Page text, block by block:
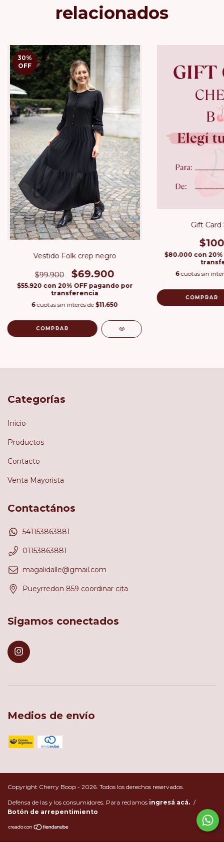
relacionados
30%
OFF
Vestido Folk crep negro
$99.900 $69.900
$55.920 con 20% OFF pagando por
transferencia
6 cuotas sin interés de $11.650
COMPRAR
Gift
$80.000 con
6 cuotas sin
Categorías
Inicio
Productos
Contacto
Venta Mayorista
Contactános
541153863881
01153863881
magalidalle@gmail.com
Pueyrredon 859 coordinar cita
Sigamos conectados
Medios de envío
Copyright Cherry Boop - 2026. Todos los derechos reservados.
Defensa de las y los consumidores. Para reclamos ingresá acá. /
Botón de arrepentimiento